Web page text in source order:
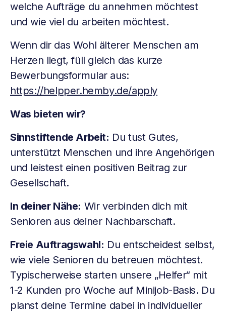
welche Aufträge du annehmen möchtest
und wie viel du arbeiten möchtest.
Wenn dir das Wohl älterer Menschen am
Herzen liegt, füll gleich das kurze
Bewerbungsformular aus:
https://helpper.hemby.de/apply
Was bieten wir?
Sinnstiftende Arbeit: Du tust Gutes,
unterstützt Menschen und ihre Angehörigen
und leistest einen positiven Beitrag zur
Gesellschaft.
In deiner Nähe: Wir verbinden dich mit
Senioren aus deiner Nachbarschaft.
Freie Auftragswahl: Du entscheidest selbst,
wie viele Senioren du betreuen möchtest.
Typischerweise starten unsere „Helfer“ mit
1-2 Kunden pro Woche auf Minijob-Basis. Du
planst deine Termine dabei in individueller